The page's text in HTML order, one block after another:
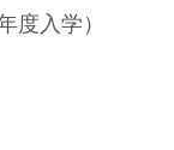
度入学）